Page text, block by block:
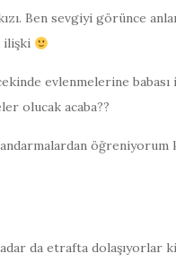
Ben sevgiyi görünce
ilişki
evlenmelerine
olucak acaba??
öğreniyorum
da etrafta dolaşıyorlar ki